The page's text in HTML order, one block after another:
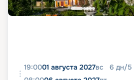
19:0001 августа 2027вс 6 дн/5